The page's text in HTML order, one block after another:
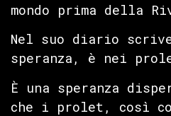
mondo prima della
Nel suo diario
speranza, è nei
È una speranza
che i prolet, così